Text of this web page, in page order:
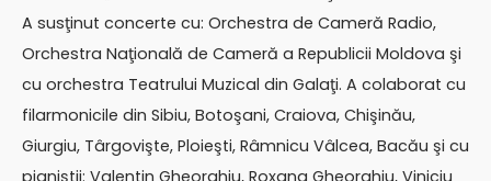
A susţinut concerte cu: Orchestra de Cameră Radio,
Orchestra Naţională de Cameră a Republicii Moldova şi
cu orchestra Teatrului Muzical din Galaţi. A colaborat cu
filarmonicile din Sibiu, Botoşani, Craiova, Chişinău,
Giurgiu, Târgovişte, Ploieşti, Râmnicu Vâlcea, Bacău şi cu
pianiştii: Valentin Gheorghiu, Roxana Gheorghiu, Viniciu